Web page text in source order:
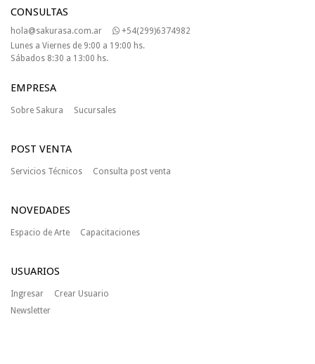
CONSULTAS
hola@sakurasa.com.ar
+54(299)6374982
Lunes a Viernes de 9:00 a 19:00 hs.
Sábados 8:30 a 13:00 hs.
EMPRESA
Sobre Sakura Sucursales
POST VENTA
Servicios Técnicos Consulta post venta
NOVEDADES
Espacio de Arte Capacitaciones
USUARIOS
Ingresar
Crear Usuario
Newsletter